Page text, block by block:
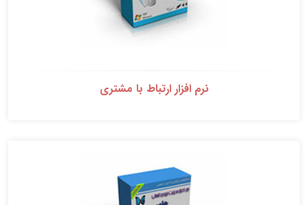
نرم افزار ارتباط با مشتری